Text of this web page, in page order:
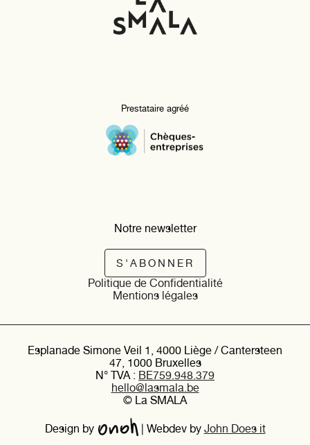
Prestataire agréé
Politique de Confidentialité
Mentions légales
Notre newsletter
S'ABONNER
Esplanade Simone Veil 1, 4000 Liège / Cantersteen
47, 1000 Bruxelles
N° TVA : BE759.948.379
hello@lasmala.be
© La SMALA
Design by | Webdev by John Does it